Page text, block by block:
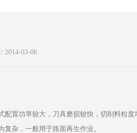
2014-03-06
置功率较大，刀具磨损较快，切削料粒度
为复杂，一般用于路面再生作业。